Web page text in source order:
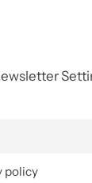
policy